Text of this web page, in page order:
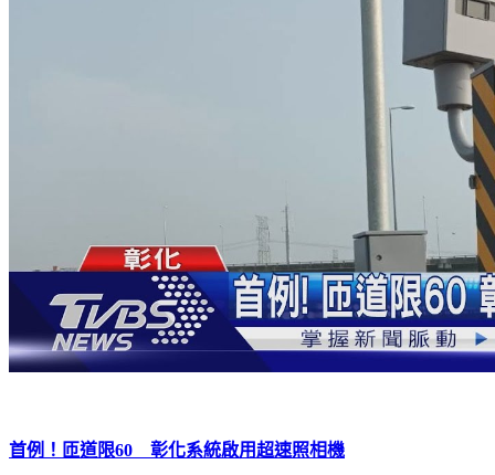
首例！匝道限60 彰化系統啟用超速照相機